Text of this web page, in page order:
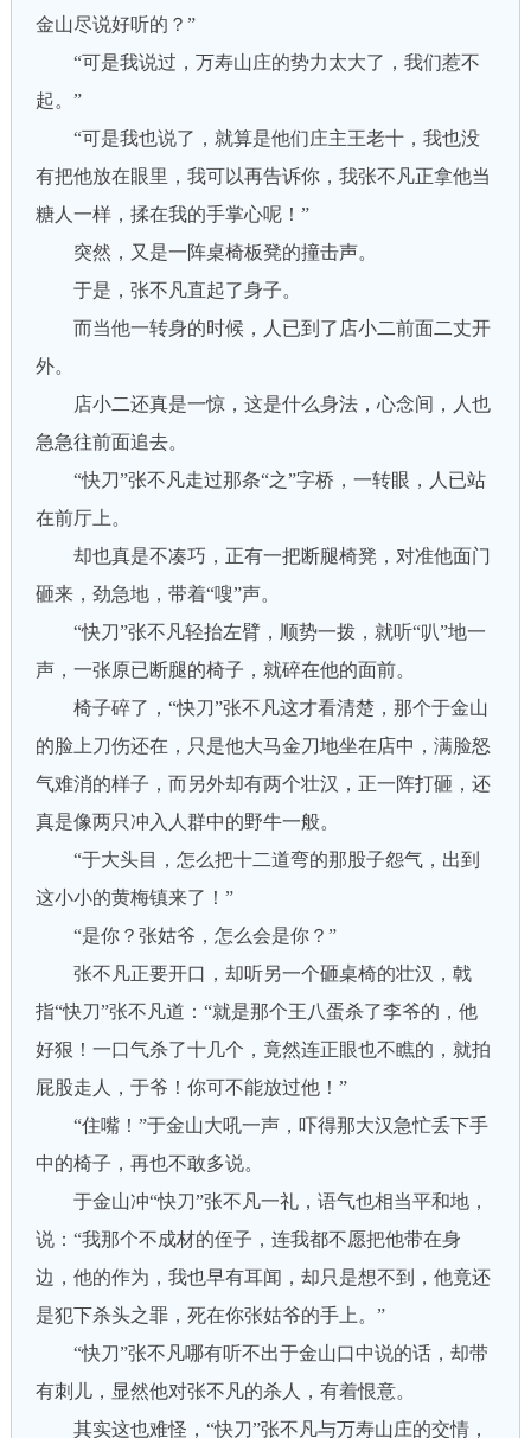
金山尽说好听的？”
“可是我说过，万寿山庄的势力太大了，我们惹不
起。”
“可是我也说了，就算是他们庄主王老十，我也没
有把他放在眼里，我可以再告诉你，我张不凡正拿他当
糖人一样，揉在我的手掌心呢！”
突然，又是一阵桌椅板凳的撞击声。
于是，张不凡直起了身子。
而当他一转身的时候，人已到了店小二前面二丈开
外。
店小二还真是一惊，这是什么身法，心念间，人也
急急往前面追去。
“快刀”张不凡走过那条“之”字桥，一转眼，人已站
在前厅上。
却也真是不凑巧，正有一把断腿椅凳，对准他面门
砸来，劲急地，带着“嗖”声。
“快刀”张不凡轻抬左臂，顺势一拨，就听“叭”地一
声，一张原已断腿的椅子，就碎在他的面前。
椅子碎了，“快刀”张不凡这才看清楚，那个于金山
的脸上刀伤还在，只是他大马金刀地坐在店中，满脸怒
气难消的样子，而另外却有两个壮汉，正一阵打砸，还
真是像两只冲入人群中的野牛一般。
“于大头目，怎么把十二道弯的那股子怨气，出到
这小小的黄梅镇来了！”
“是你？张姑爷，怎么会是你？”
张不凡正要开口，却听另一个砸桌椅的壮汉，戟
指“快刀”张不凡道：“就是那个王八蛋杀了李爷的，他
好狠！一口气杀了十几个，竟然连正眼也不瞧的，就拍
屁股走人，于爷！你可不能放过他！”
“住嘴！”于金山大吼一声，吓得那大汉急忙丢下手
中的椅子，再也不敢多说。
于金山冲“快刀”张不凡一礼，语气也相当平和地，
说：“我那个不成材的侄子，连我都不愿把他带在身
边，他的作为，我也早有耳闻，却只是想不到，他竟还
是犯下杀头之罪，死在你张姑爷的手上。”
“快刀”张不凡哪有听不出于金山口中说的话，却带
有刺儿，显然他对张不凡的杀人，有着恨意。
其实这也难怪，“快刀”张不凡与万寿山庄的交情，